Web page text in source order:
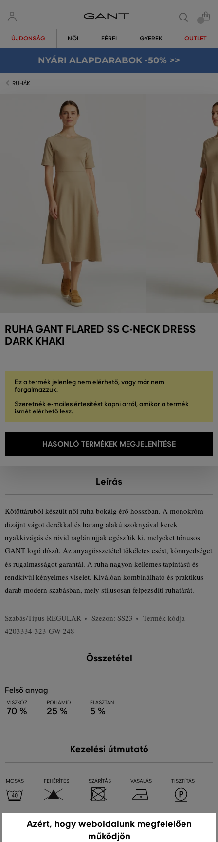
ÚJDONSÁG NŐI FÉRFI GYEREK OUTLET
NYÁRI ALAPDARABOK -50% >>
RUHÁK
RUHA GANT FLARED SS C-NECK DRESS
DARK KHAKI
Ez a termék jelenleg nem elérhető, vagy már nem
forgalmazzuk.
Szeretnék e-mailes értesítést kapni arról, amikor a termék
ismét elérhető lesz.
HASONLÓ TERMÉKEK MEGJELENÍTÉSE
Leírás
Kötöttáruból készült női ruha bokáig érő hosszban. A monokróm
dizájnt vágot derékkal és harang alakú szoknyával kerek
nyakkivágás és rövid raglán ujjak egészítik ki, melyeket tónusos
GANT logó díszít. Az anyagösszetétel tökéletes esést, könnyedséget
és rugalmasságot garantál. A ruha nagyon kellemes tapintású és
rendkívül kényelmes viselet. Kiválóan kombinálható és praktikus
darab modern szabásban, mely stílusosan felpezsdíti ruhatárát.
Szabás/Típus REGULAR Szezon: SS23
Termék kódja
4203334-323-GW-248
Összetétel
felső anyag
VISZKÓZ
70 %
POLIAMID
25 %
ELASZTÁN
5 %
Kezelési útmutató
MOSÁS FEHÉRÍTÉS SZÁRÍTÁS VASALÁS TISZTÍTÁS
Ajánlott termékek
Azért, hogy weboldalunk megfelelően
működjön